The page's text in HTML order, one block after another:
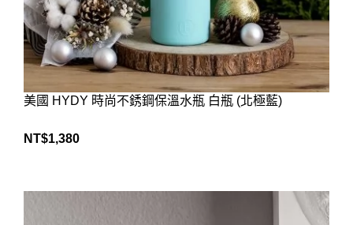
美國 HYDY 時尚不銹鋼保溫水瓶 白瓶 (北極藍)
NT$1,380